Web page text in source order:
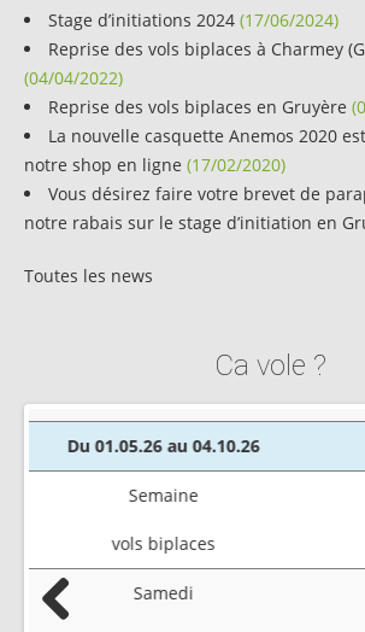
Stage d’initiations 2024 (17/06/2024)
Reprise des vols biplaces à Charmey
(04/04/2022)
Reprise des vols biplaces en Gruyère
La nouvelle casquette Anemos 2020
notre shop en ligne (17/02/2020)
Vous désirez faire votre brevet de
notre rabais sur le stage d’initiation en
Toutes les news
Ca vole ?
Du 01.05.26 au 04.10.26